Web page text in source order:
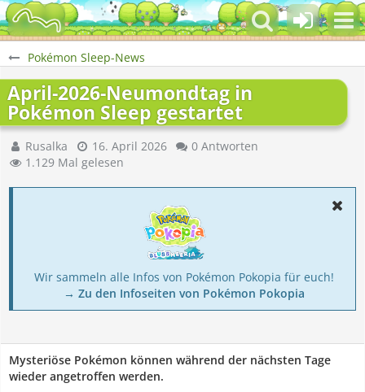
Pokémon Sleep-News
April-2026-Neumondtag in
Pokémon Sleep gestartet
Rusalka 16. April 2026
0 Antworten
1.129 Mal gelesen
Wir sammeln alle Infos von Pokémon Pokopia für euch!
→ Zu den Infoseiten von Pokémon Pokopia
Mysteriöse Pokémon können während der nächsten Tage
wieder angetroffen werden.